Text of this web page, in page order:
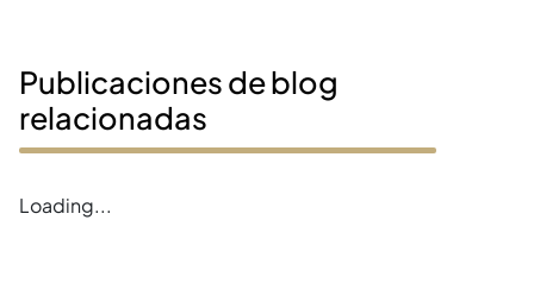
Publicaciones de blog
relacionadas
Error loading blogs